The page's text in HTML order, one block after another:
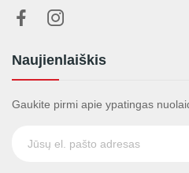
Naujienlaiškis
Gaukite pirmi apie ypatingas